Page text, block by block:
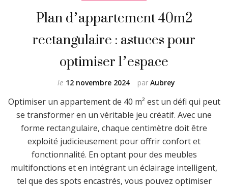
Plan d’appartement 40m2
rectangulaire : astuces pour
optimiser l’espace
par Aubrey
le 12 novembre 2024
Optimiser un appartement de 40 m² est un défi qui peut
se transformer en un véritable jeu créatif. Avec une
forme rectangulaire, chaque centimètre doit être
exploité judicieusement pour offrir confort et
fonctionnalité. En optant pour des meubles
multifonctions et en intégrant un éclairage intelligent,
tel que des spots encastrés, vous pouvez optimiser